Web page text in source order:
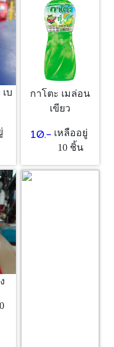
บ
กาโตะ เมล่อน
เขียว
10.- เหลืออยู่
10 ชิ้น